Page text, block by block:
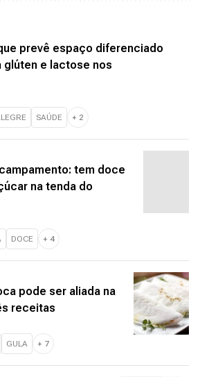
prevê espaço diferenciado
glúten e lactose nos
SAÚDE + 2
tem doce
na tenda do
DOCE + 4
pode ser aliada na
receitas
GULA + 7